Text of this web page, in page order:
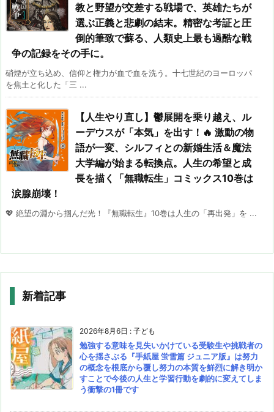
教と野望が交差する戦場で、英雄たちが
選ぶ正義と悲劇の結末。精密な考証と圧
倒的筆致で蘇る、人類史上最も過酷な戦
争の記録をその手に。
硝煙が立ち込め、信仰と権力が血で血を洗う。十七世紀のヨーロッパ
を焦土と化した「三 ...
【人生やり直し】鬱展開を乗り越え、ル
ーデウスが「本気」を出す！🔥 激動の物
語が一変、シルフィとの新婚生活＆魔法
大学編が始まる転換点。人生の希望と成
長を描く「無職転生」コミックス10巻は
涙腺崩壊！
💖 絶望の淵から掴んだ光！『無職転生』10巻は人生の「再出発」を ...
新着記事
2026年8月6日 : 子ども
勉強する意味を見失いかけている受験生や挑戦者の
心を揺さぶる『手紙屋 蛍雪篇 ジュニア版』は努力
の概念を根底から覆し努力の本質を鮮烈に解き明か
すことで今後の人生と学習行動を劇的に変えてしま
う衝撃の1冊です